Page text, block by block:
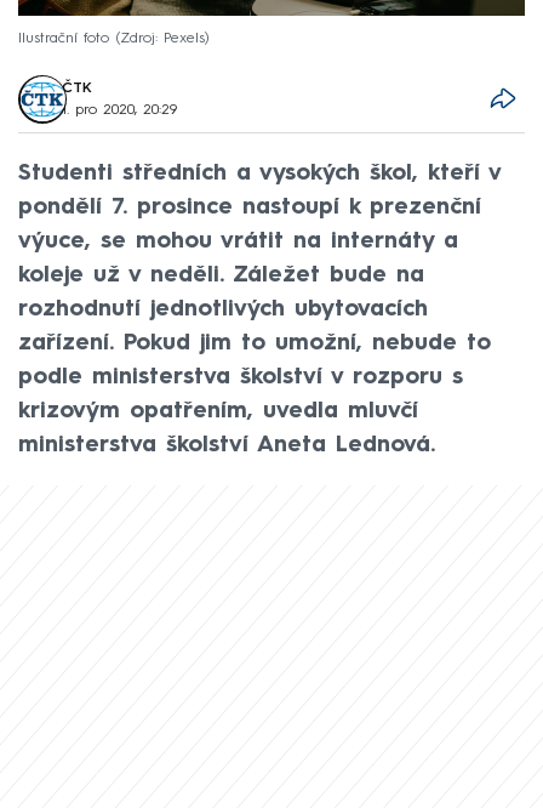
Ilustrační foto Zdroj: Pexels
ČTK
1. pro 2020, 20:29
Studenti středních a vysokých škol, kteří v
pondělí 7. prosince nastoupí k prezenční
výuce, se mohou vrátit na internáty a
koleje už v neděli. Záležet bude na
rozhodnutí jednotlivých ubytovacích
zařízení. Pokud jim to umožní, nebude to
podle ministerstva školství v rozporu s
krizovým opatřením, uvedla mluvčí
ministerstva školství Aneta Lednová.